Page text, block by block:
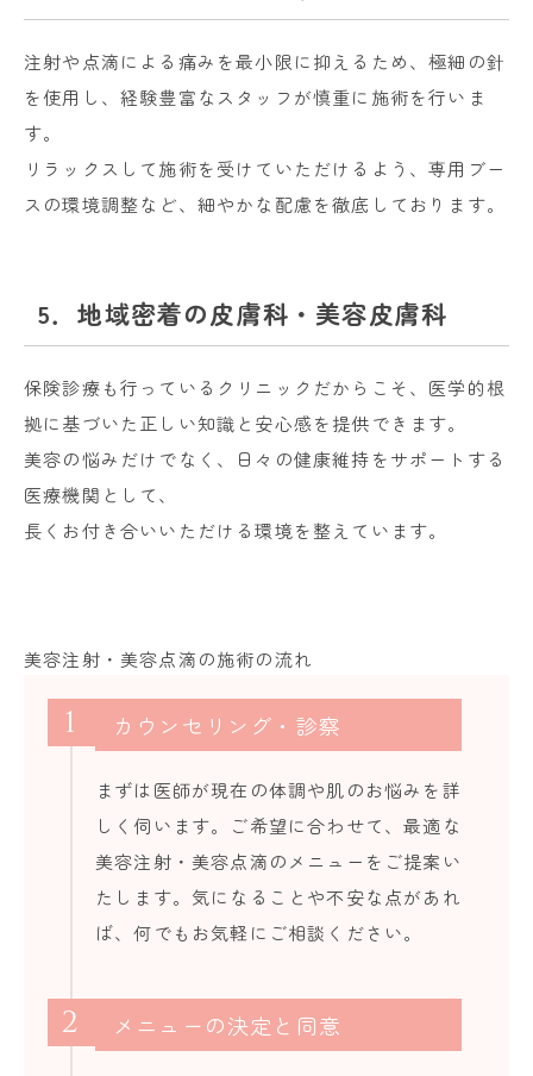
注射や点滴による痛みを最小限に抑えるため、極細の針
を使用し、経験豊富なスタッフが慎重に施術を行いま
す。
リラックスして施術を受けていただけるよう、専用ブー
スの環境調整など、細やかな配慮を徹底しております。
5．地域密着の皮膚科・美容皮膚科
保険診療も行っているクリニックだからこそ、医学的根
拠に基づいた正しい知識と安心感を提供できます。
美容の悩みだけでなく、日々の健康維持をサポートする
医療機関として、
長くお付き合いいただける環境を整えています。
美容注射・美容点滴の施術の流れ
1 カウンセリング・診察
まずは医師が現在の体調や肌のお悩みを詳
しく伺います。ご希望に合わせて、最適な
美容注射・美容点滴のメニューをご提案い
たします。気になることや不安な点があれ
ば、何でもお気軽にご相談ください。
2 メニューの決定と同意